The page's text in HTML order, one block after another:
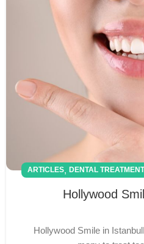
ARTICLES, DENTAL
Hollywood
Hollywood Smile in